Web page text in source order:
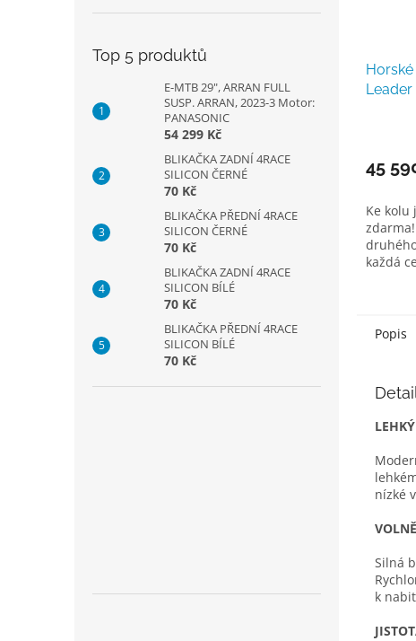
Top 5 produktů
E-MTB 29", ARRAN FULL
SUSP. ARRAN, 2023-3 Motor:
PANASONIC
54 299 Kč
BLIKAČKA ZADNÍ 4RACE
SILICON ČERNÉ
70 Kč
BLIKAČKA PŘEDNÍ 4RACE
SILICON ČERNÉ
70 Kč
BLIKAČKA ZADNÍ 4RACE
SILICON BÍLÉ
70 Kč
BLIKAČKA PŘEDNÍ 4RACE
SILICON BÍLÉ
70 Kč
Leader
45
Ke kolu
každá
Popis
nízké
Silná
k